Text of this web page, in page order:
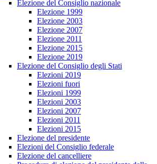
Elezione del Consiglio nazionale
Elezione 1999
Elezione 2003
Elezione 2007
Elezione 2011
Elezione 2015
Elezione 2019
Elezione del Consiglio degli Stati
Elezioni 2019
Elezioni fuori
Elezioni 1999
Elezioni 2003
Elezioni 2007
Elezioni 2011
Elezioni 2015
Elezione del presidente
Elezioni del Consiglio federale
Elezione del cancelliere